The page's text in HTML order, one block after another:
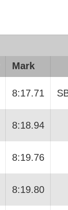
Mark
8:17.71
8:18.94
8:19.76
8:19.80